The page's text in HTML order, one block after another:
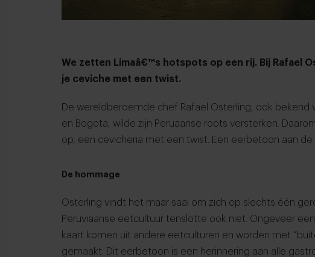
We zetten Limaâ€™s hotspots op een rij. Bij Rafael
je ceviche met een twist.
De wereldberoemde chef Rafael Osterling, ook bekend
en Bogota, wilde zijn Peruaanse roots versterken.
op; een cevicheria met een twist. Een eerbetoon aan de
De hommage
Osterling vindt het maar saai om zich op slechts één
Peruviaanse eetcultuur tenslotte ook niet. Ongeveer
kaart komen uit andere eetculturen en worden met
gemaakt. Dit eerbetoon is een herinnering aan alle